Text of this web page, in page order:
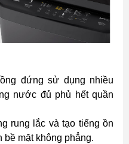
đứng sử dụng nhiều
nước đủ phủ hết quần
rung lắc và tạo tiếng ồn
bề mặt không phẳng.